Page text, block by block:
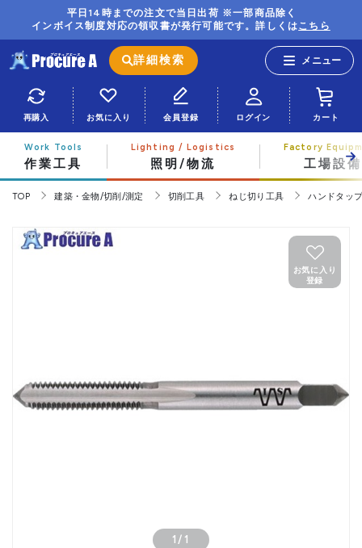
平日14時までの注文で当日出荷 ※一部商品除く
インボイス制度対応の領収書が発行可能です。詳しくはこちら
詳細検索
再購入 お気に入り 会員登録 ログイン カート
作業工具 照明/物流 工場設備
TOP 建築・金物/切削/測定 切削工具 ねじ切り工具 ハンドタッ
1 / 1
お気に入り
登録